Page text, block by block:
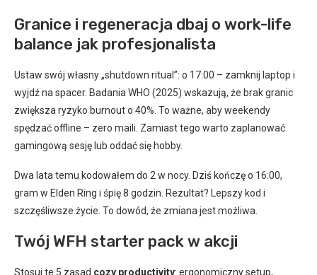
Granice i regeneracja dbaj o work-life
balance jak profesjonalista
Ustaw swój własny „shutdown ritual”: o 17:00 – zamknij laptop i
wyjdź na spacer. Badania WHO (2025) wskazują, że brak granic
zwiększa ryzyko burnout o 40%. To ważne, aby weekendy
spędzać offline – zero maili. Zamiast tego warto zaplanować
gamingową sesję lub oddać się hobby.
Dwa lata temu kodowałem do 2 w nocy. Dziś kończę o 16:00,
gram w Elden Ring i śpię 8 godzin. Rezultat? Lepszy kod i
szczęśliwsze życie. To dowód, że zmiana jest możliwa.
Twój WFH starter pack w akcji
Stosuj te 5 zasad cozy productivity: ergonomiczny setup,